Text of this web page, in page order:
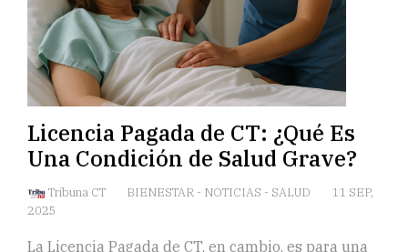
Licencia Pagada de CT: ¿Qué Es
Una Condición de Salud Grave?
Tribuna CT BIENESTAR - NOTICIAS - SALUD
11 SEP,
2025
La Licencia Pagada de CT, en cambio, es para una